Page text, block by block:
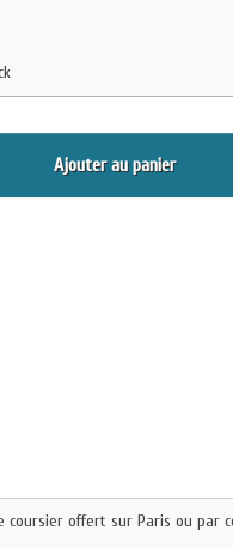
Ajouter au panier
coursier offert sur Paris ou par